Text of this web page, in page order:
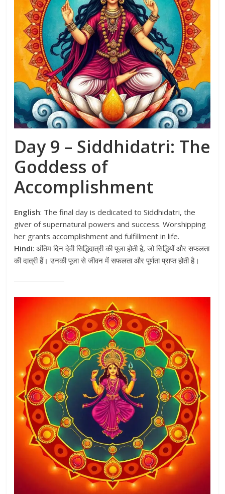
Day 9 – Siddhidatri: The
Goddess of
Accomplishment
English: The final day is dedicated to Siddhidatri, the
giver of supernatural powers and success. Worshipping
her grants accomplishment and fulfillment in life.
Hindi: अंतिम दिन देवी सिद्धिदात्री की पूजा होती है, जो सिद्धियों और सफलता
की दात्री हैं। उनकी पूजा से जीवन में सफलता और पूर्णता प्राप्त होती है।